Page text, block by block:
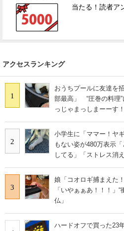
当たる！読者ア
アクセスランキング
1
おうちプールに友達
部最高」 “圧巻の料理
っじゃまっしまーーす！
2
小学生に「ママー！ヤ
もない姿が480万表示
してる」「ストレス消
3
娘「コオロギ捕まえた
「いやぁぁあ！！！」
仏」
ハードオフで買った23